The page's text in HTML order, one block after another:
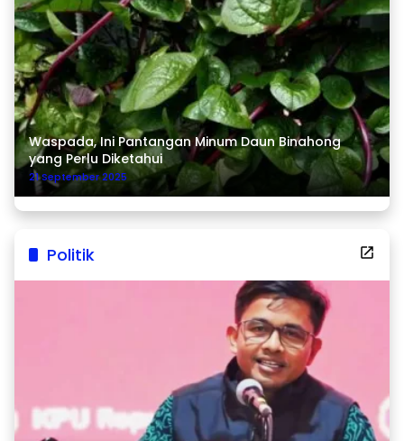
Waspada, Ini Pantangan Minum Daun Binahong
yang Perlu Diketahui
21 September 2025
Politik